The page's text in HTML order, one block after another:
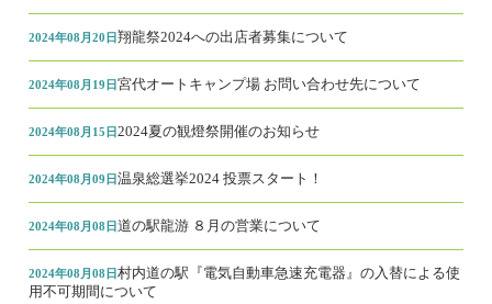
2024年08月20日翔龍祭2024への出店者募集について
2024年08月19日宮代オートキャンプ場 お問い合わせ先について
2024年08月15日2024夏の観燈祭開催のお知らせ
2024年08月09日温泉総選挙2024 投票スタート！
2024年08月08日道の駅龍游 ８月の営業について
2024年08月08日村内道の駅『電気自動車急速充電器』の入替による使
用不可期間について